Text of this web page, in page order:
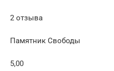
2 отзыва
Памятник Свободы
5,00